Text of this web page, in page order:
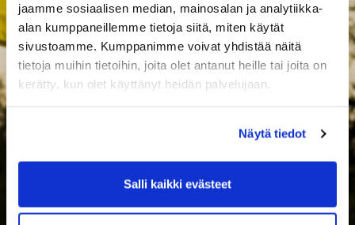
jaamme sosiaalisen median, mainosalan ja analytiikka-
alan kumppaneillemme tietoja siitä, miten käytät
sivustoamme. Kumppanimme voivat yhdistää näitä
tietoja muihin tietoihin, joita olet antanut heille tai joita on
kerätty, kun olet käyttänyt heidän palvelujaan.
Näytä tiedot
Salli kaikki evästeet